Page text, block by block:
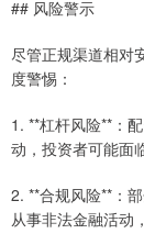
## 风险警示
尽管正规渠道相对
度警惕：
1. **杠杆风险**：
动，投资者可能面
2. **合规风险**：
从事非法金融活动